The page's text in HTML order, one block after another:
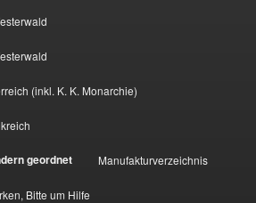
(inkl. K. K. Monarchie)
geordnet Manufakturverzeichnis
Bitte um Hilfe